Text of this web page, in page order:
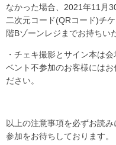
なかった場合、2021年11月
二次元コード(QRコード)チ
階Bゾーンレジまでお持ちい
・チェキ撮影とサイン本は
ベント不参加のお客様には
ださい。
以上の注意事項を必ずお読
参加をお待ちしております。